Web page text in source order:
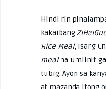
Hindi rin
kakaibang
Rice Meal, isang
mealna umiinit
tubig. Ayon sa
at maganda itong